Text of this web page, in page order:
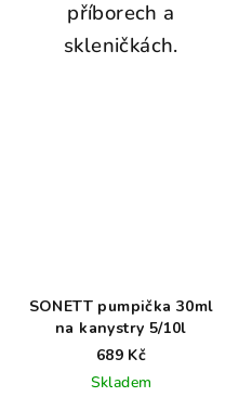
příborech a
skleničkách.
SONETT pumpička 30ml
na kanystry 5/10l
689 Kč
Skladem